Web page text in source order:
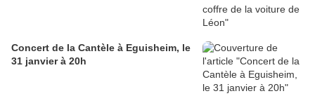
Concert de la Cantèle à Eguisheim, le
31 janvier à 20h